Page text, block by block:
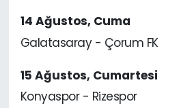
14 Ağustos, Cuma
Galatasaray - Çorum FK
15 Ağustos, Cumartesi
Konyaspor - Rizespor